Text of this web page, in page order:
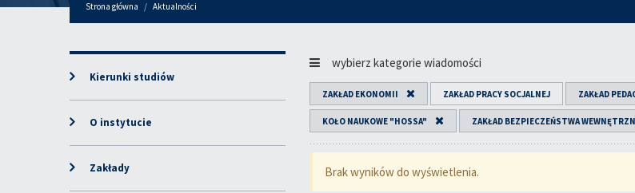
Strona główna Aktualności
wybierz kategorie wiadomości
ZAKŁAD EKONOMII ZAKŁAD PRACY SOCJALNEJ ZAKŁAD
KOŁO NAUKOWE "HOSSA" ZAKŁAD BEZPIECZEŃSTWA
Brak wyników do wyświetlenia.
Kierunki studiów
O instytucie
Zakłady